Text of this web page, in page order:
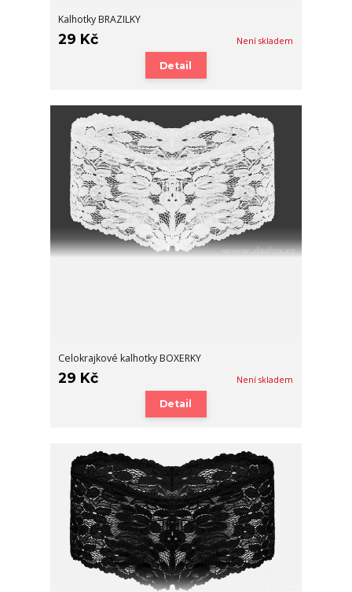
Kalhotky BRAZILKY
29 Kč Není skladem
Detail
Celokrajkové kalhotky BOXERKY
29 Kč Není skladem
Detail